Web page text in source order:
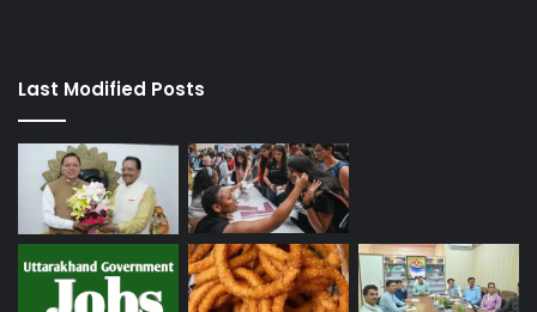
Last Modified Posts